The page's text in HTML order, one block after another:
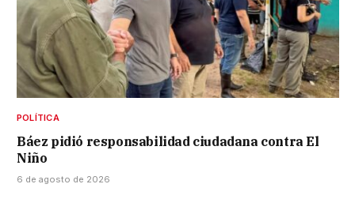
POLÍTICA
Báez pidió responsabilidad ciudadana contra El
Niño
6 de agosto de 2026